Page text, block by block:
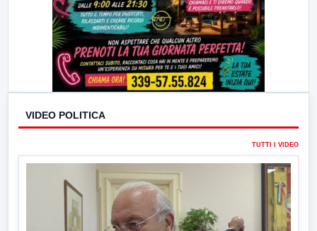
VIDEO POLITICA
TUTTI I VIDEO